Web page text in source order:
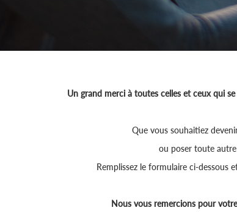
Un grand merci à toutes celles et ceux qui
Que vous souhaitiez
ou poser toute
Remplissez le formulaire ci-dessous
Nous vous remercions pour